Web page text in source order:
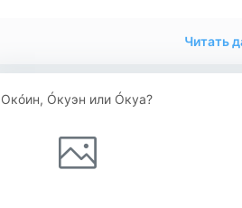
Читать
Окóин, Óкуэн или Óкуа?